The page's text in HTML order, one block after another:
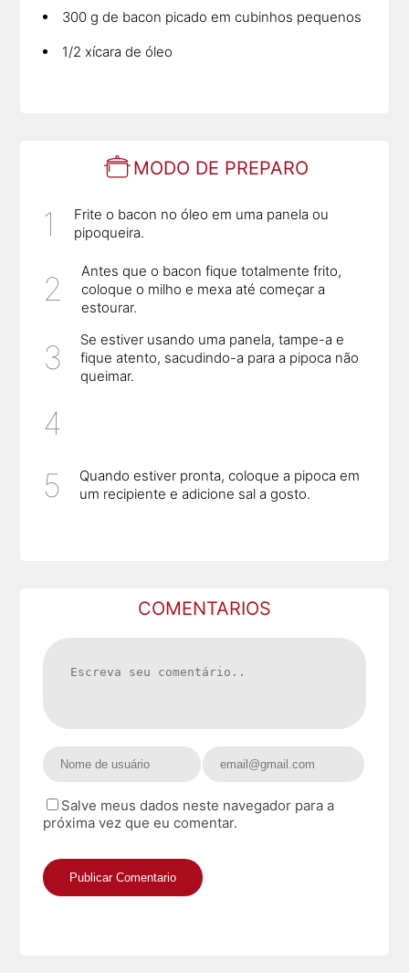
300 g de bacon picado em cubinhos pequenos
1/2 xícara de óleo
MODO DE PREPARO
Frite o bacon no óleo em uma panela ou
pipoqueira.
Antes que o bacon fique totalmente frito,
coloque o milho e mexa até começar a
estourar.
Se estiver usando uma panela, tampe-a e
fique atento, sacudindo-a para a pipoca não
queimar.
Quando estiver pronta, coloque a pipoca em
um recipiente e adicione sal a gosto.
COMENTARIOS
Salve meus dados neste navegador para a
próxima vez que eu comentar.